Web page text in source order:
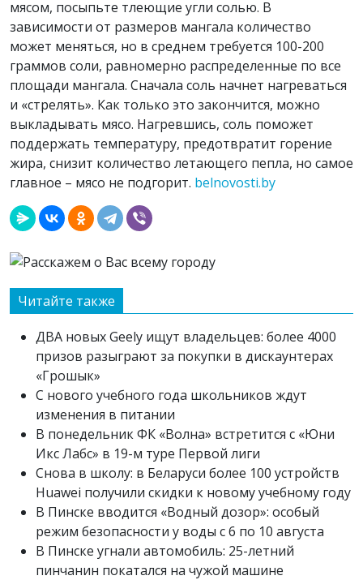
мясом, посыпьте тлеющие угли солью. В
зависимости от размеров мангала количество
может меняться, но в среднем требуется 100-200
граммов соли, равномерно распределенные по все
площади мангала. Сначала соль начнет нагреваться
и «стрелять». Как только это закончится, можно
выкладывать мясо. Нагревшись, соль поможет
поддержать температуру, предотвратит горение
жира, снизит количество летающего пепла, но самое
главное – мясо не подгорит. belnovosti.by
Читайте также
ДВА новых Geely ищут владельцев: более 4000
призов разыграют за покупки в дискаунтерах
«Грошык»
С нового учебного года школьников ждут
изменения в питании
В понедельник ФК «Волна» встретится с «Юни
Икс Лабс» в 19-м туре Первой лиги
Снова в школу: в Беларуси более 100 устройств
Huawei получили скидки к новому учебному году
В Пинске вводится «Водный дозор»: особый
режим безопасности у воды с 6 по 10 августа
В Пинске угнали автомобиль: 25-летний
пинчанин покатался на чужой машине